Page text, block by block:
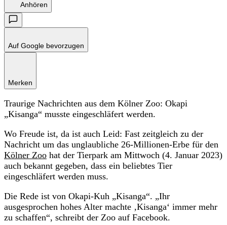
Anhören
Auf Google bevorzugen
Merken
Traurige Nachrichten aus dem Kölner Zoo: Okapi
„Kisanga“ musste eingeschläfert werden.
Wo Freude ist, da ist auch Leid: Fast zeitgleich zu der
Nachricht um das unglaubliche 26-Millionen-Erbe für den
Kölner Zoo hat der Tierpark am Mittwoch (4. Januar 2023)
auch bekannt gegeben, dass ein beliebtes Tier
eingeschläfert werden muss.
Die Rede ist von Okapi-Kuh „Kisanga“. „Ihr
ausgesprochen hohes Alter machte ‚Kisanga‘ immer mehr
zu schaffen“, schreibt der Zoo auf Facebook.